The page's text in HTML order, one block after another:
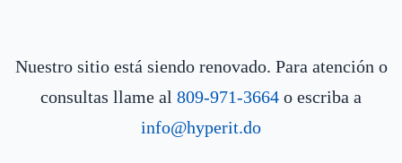
Nuestro sitio está siendo renovado. Para atención o
consultas llame al 809-971-3664 o escriba a
info@hyperit.do